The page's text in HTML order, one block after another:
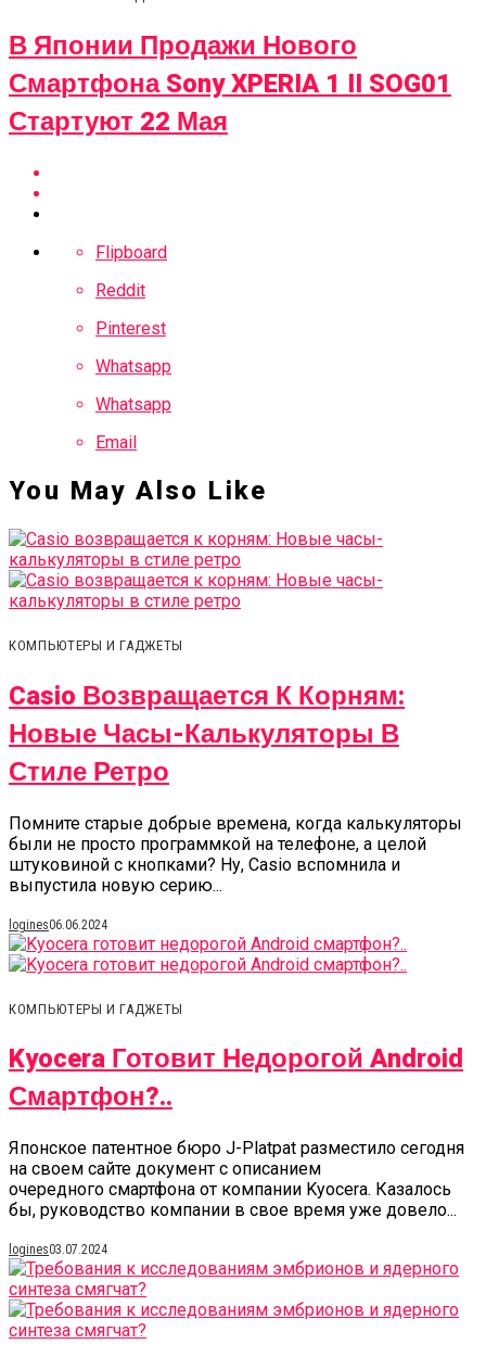
В Японии Продажи Нового
Смартфона Sony XPERIA 1 II SOG01
Стартуют 22 Мая
Flipboard
Reddit
Pinterest
Whatsapp
Whatsapp
Email
You May Also Like
КОМПЬЮТЕРЫ И ГАДЖЕТЫ
Casio Возвращается К Корням:
Новые Часы-Калькуляторы В
Стиле Ретро
Помните старые добрые времена, когда калькуляторы
были не просто программкой на телефоне, а целой
штуковиной с кнопками? Ну, Casio вспомнила и
выпустила новую серию...
logines06.06.2024
КОМПЬЮТЕРЫ И ГАДЖЕТЫ
Kyocera Готовит Недорогой Android
Смартфон?..
Японское патентное бюро J-Platpat разместило сегодня
на своем сайте документ с описанием
очередного смартфона от компании Kyocera. Казалось
бы, руководство компании в свое время уже довело...
logines03.07.2024